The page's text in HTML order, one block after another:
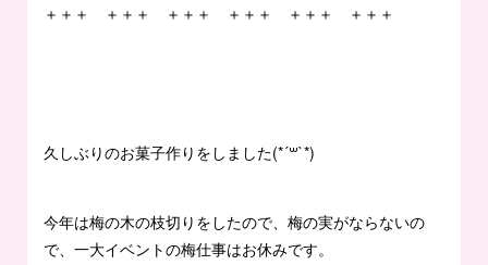
＋＋＋ ＋＋＋ ＋＋＋ ＋＋＋ ＋＋＋ ＋＋＋
久しぶりのお菓子作りをしました(*´꒳`*)
今年は梅の木の枝切りをしたので、梅の実がならないの
で、一大イベントの梅仕事はお休みです。